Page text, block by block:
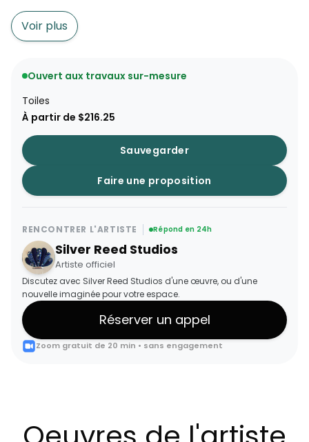
Voir plus
Ouvert aux travaux sur-mesure
Toiles
À partir de $216.25
Sauvegarder
Faire une proposition
RENCONTRER L'ARTISTE Répond en 24h
Silver Reed Studios
Artiste officiel
Discutez avec Silver Reed Studios d'une œuvre, ou d'une
nouvelle imaginée pour votre espace.
Réserver un appel
Zoom gratuit de 20 min • sans engagement